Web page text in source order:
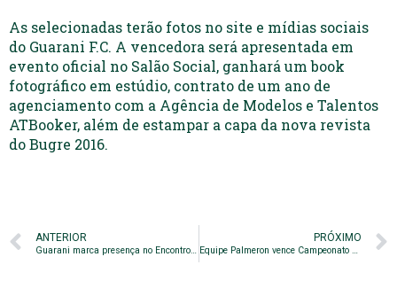
As selecionadas terão fotos no site e mídias sociais
do Guarani F.C. A vencedora será apresentada em
evento oficial no Salão Social, ganhará um book
fotográfico em estúdio, contrato de um ano de
agenciamento com a Agência de Modelos e Talentos
ATBooker, além de estampar a capa da nova revista
do Bugre 2016.
ANTERIOR
Guarani marca presença no Encontro Nacional do Movimento de Formação do Futebol Brasileiro
PRÓXIMO
Equipe Palmeron vence Campeonato de Futsal Máster